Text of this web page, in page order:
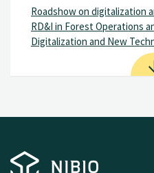
Roadshow on digitalization
RD&I in Forest Operations
Digitalization and New